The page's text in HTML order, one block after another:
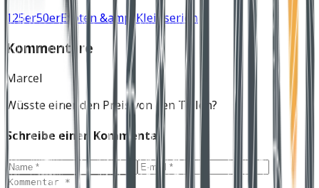
125er50erExoten &amp; Kleinserien
Kommentare
Marcel
Wüsste einer den Preis von den Teilen?
Schreibe einen Kommentar